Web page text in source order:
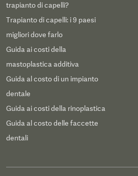
trapianto di capelli?
Trapianto di capelli: i 9 paesi
migliori dove farlo
Guida ai costi della
mastoplastica additiva
Guida al costo di un impianto
dentale
Guida ai costi della rinoplastica
Guida al costo delle faccette
dentali